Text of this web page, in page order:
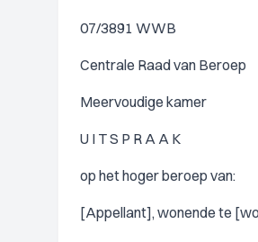
07/3891 WWB
Centrale Raad van Beroep
Meervoudige kamer
U I T S P R A A K
op het hoger beroep van:
[Appellant], wonende te